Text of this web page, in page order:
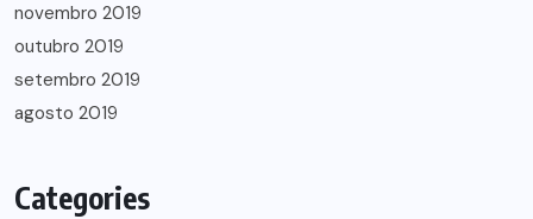
novembro 2019
outubro 2019
setembro 2019
agosto 2019
Categories